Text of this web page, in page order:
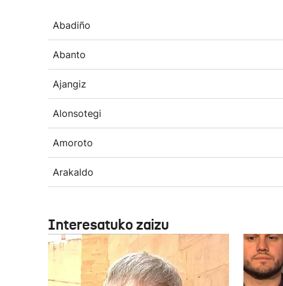
Abadiño
Abanto
Ajangiz
Alonsotegi
Amoroto
Arakaldo
Interesatuko zaizu